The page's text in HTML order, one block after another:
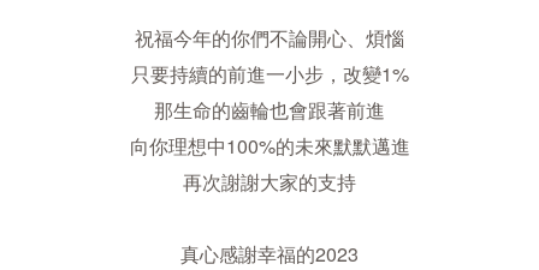
祝福今年的你們不論開心、煩惱
只要持續的前進一小步，改變1%
那生命的齒輪也會跟著前進
向你理想中100%的未來默默邁進
再次謝謝大家的支持
真心感謝幸福的2023